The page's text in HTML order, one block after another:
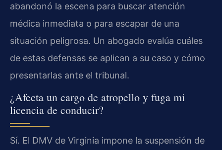
abandonó la escena para buscar atención
médica inmediata o para escapar de una
situación peligrosa. Un abogado evalúa cuáles
de estas defensas se aplican a su caso y cómo
presentarlas ante el tribunal.
¿Afecta un cargo de atropello y fuga mi
licencia de conducir?
Sí. El DMV de Virginia impone la suspensión de